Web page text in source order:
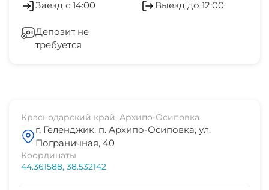
аквапарк
дельфинарий
магазин продукты
1 мин
остановка транспорта
1 мин
Кондиционер
Гладильные принадлежности
Спутниковое ТВ
Заезд с 14:00 Выезд до 12:00
Депозит не
требуется
Краснодарский край, Архипо-Осиповка
г. Геленджик, п. Архипо-Осиповка, ул.
Пограничная, 40
Координаты
44.361588, 38.532142